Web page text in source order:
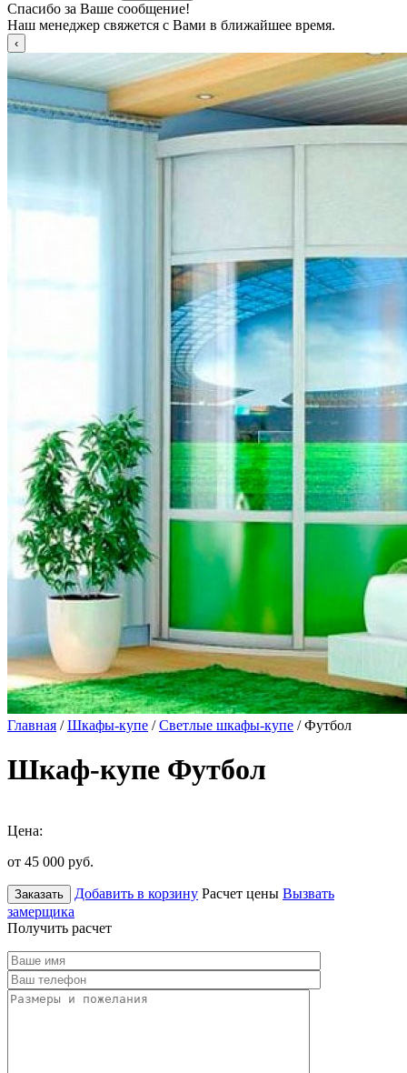
Спасибо за Ваше сообщение!
Наш менеджер свяжется с Вами в ближайшее время.
Главная /Шкафы-купе /Светлые шкафы-купе / Футбол
Шкаф-купе Футбол
Цена:
от 45 000 руб.
Заказать Добавить в корзину Расчет цены Вызвать
замерщика
Получить расчет